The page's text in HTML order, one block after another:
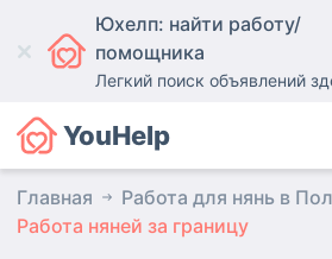
Юхелп: найти работу/
помощника
Легкий поиск объявлений
YouHelp
Главная
Работа для нянь в
Работа няней за границу